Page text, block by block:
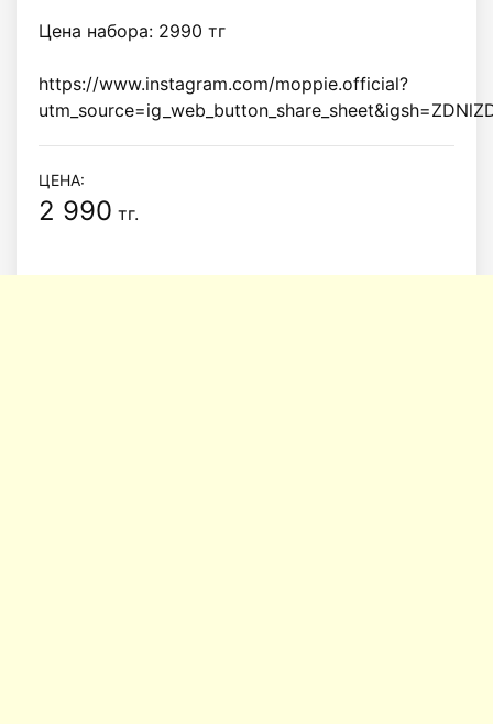
Цена набора: 2990 тг
https://www.instagram.com/moppie.official?
ЦЕНА:
2 990 тг.